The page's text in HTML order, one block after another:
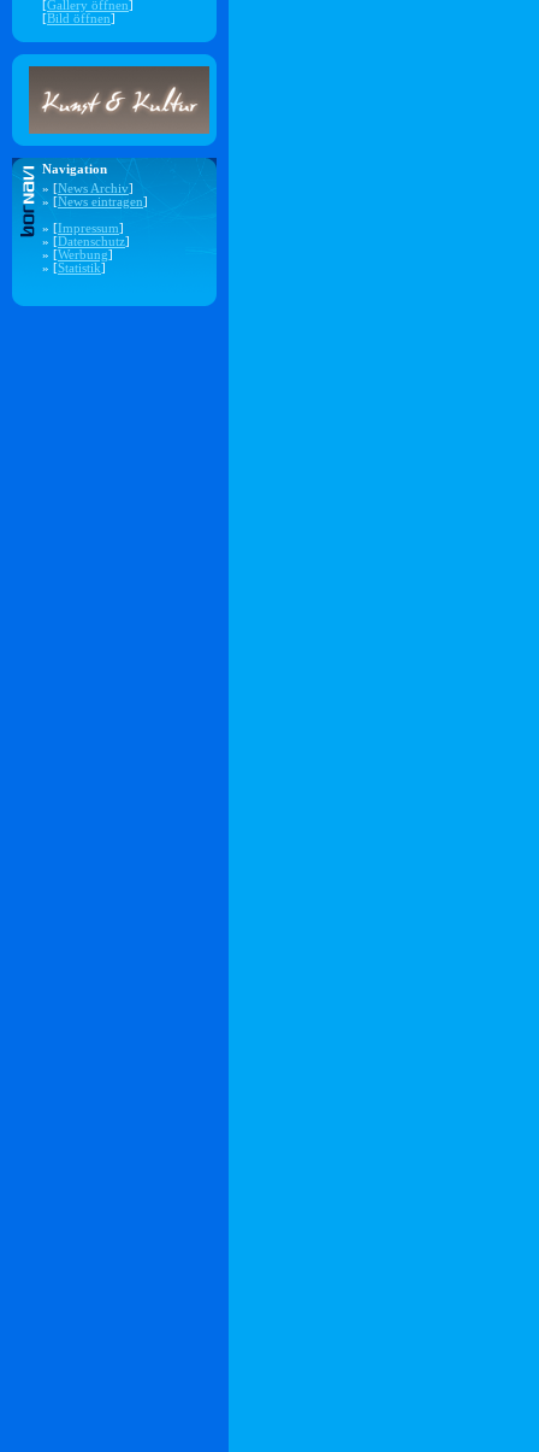
[Gallery öffnen]
[Bild öffnen]
Navigation
» [News Archiv]
» [News eintragen]
» [Impressum]
» [Datenschutz]
» [Werbung]
» [Statistik]